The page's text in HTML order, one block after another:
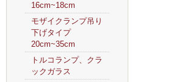
16cm~18cm
モザイクランプ吊り
下げタイプ
20cm~35cm
トルコランプ、クラ
ックガラス